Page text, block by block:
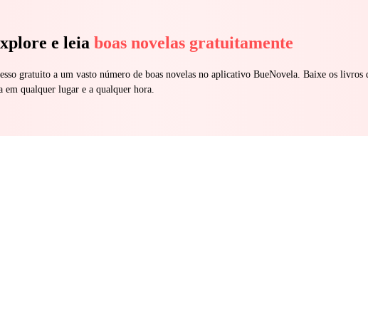
e leia boas novelas gratuitamente
gratuito a um vasto número de boas novelas no aplicativo BueNovela. Baixe os livros
em qualquer lugar e a qualquer hora.